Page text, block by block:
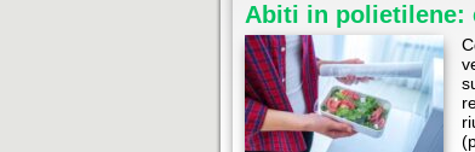
Abiti in polietilene: